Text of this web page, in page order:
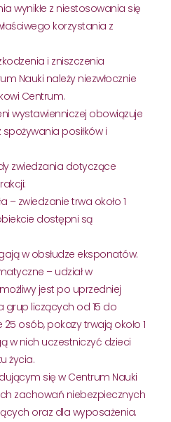
wynikłe z niestosowania się
korzystania z
i zniszczenia
Nauki należy niezwłocznie
Centrum.
wystawienniczej obowiązuje
posiłków i
zwiedzania dotyczące
– zwiedzanie trwa około 1
dostępni są
w obsłudze eksponatów.
– udział w
jest po uprzedniej
grup liczących od 15 do
osób, pokazy trwają około 1
w nich uczestniczyć dzieci
życia.
się w Centrum Nauki
zachowań niebezpiecznych
oraz dla wyposażenia.